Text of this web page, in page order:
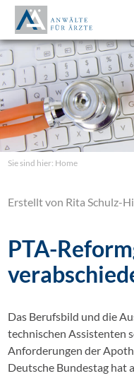
Sie sind hier: Home
Erstellt von Rita Schulz-
PTA-
Das Berufsbild und die
technischen Assistenten
Anforderungen der
Deutsche Bundestag hat